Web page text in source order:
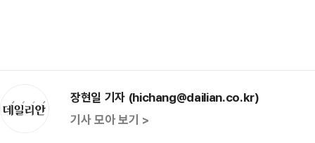
장현일 기자 (hichang@dailian.co.kr)
기사 모아 보기 >